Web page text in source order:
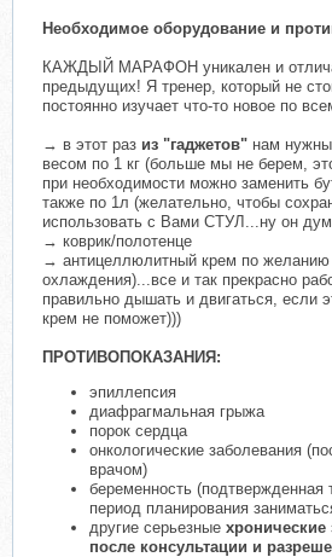
Необходимое оборудование и
КАЖДЫЙ МАРАФОН уникален и
предыдущих! Я тренер, который не
постоянно изучает что-то новое по
→ в этот раз из "гаджетов" нам
весом по 1 кг (больше мы не берем,
при необходимости можно заменить
также по 1л (желательно, чтобы
использовать с Вами СТУЛ...ну он
→ коврик/полотенце
→ антицеллюлитный крем по желанию
охлаждения)...все и так прекрасно
правильно дышать и двигаться, если
крем не поможет)))
ПРОТИВОПОКАЗАНИЯ:
эпиллепсия
диафрагмальная грыжа
порок сердца
онкологические заболевания
врачом)
беременность
период планирования
другие серьезные хронические
после консультации и